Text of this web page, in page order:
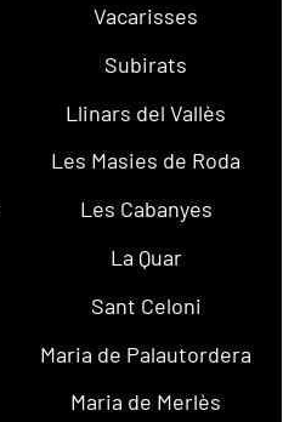
Vacarisses
Subirats
Llinars del Vallès
Les Masies de Roda
Les Cabanyes
La Quar
Sant Celoni
Maria de Palautordera
Maria de Merlès